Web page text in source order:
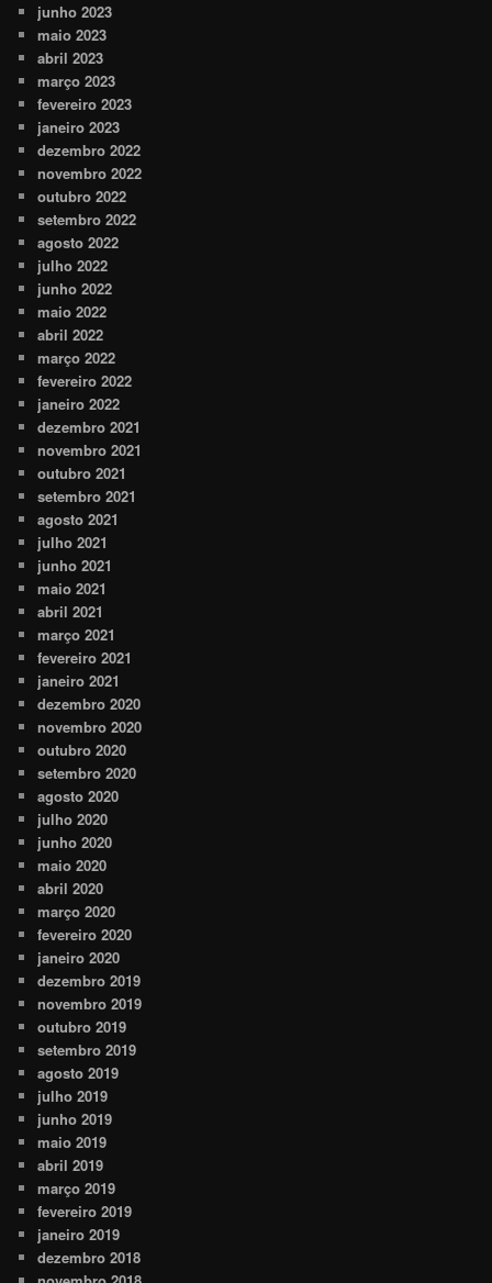
junho 2023
maio 2023
abril 2023
março 2023
fevereiro 2023
janeiro 2023
dezembro 2022
novembro 2022
outubro 2022
setembro 2022
agosto 2022
julho 2022
junho 2022
maio 2022
abril 2022
março 2022
fevereiro 2022
janeiro 2022
dezembro 2021
novembro 2021
outubro 2021
setembro 2021
agosto 2021
julho 2021
junho 2021
maio 2021
abril 2021
março 2021
fevereiro 2021
janeiro 2021
dezembro 2020
novembro 2020
outubro 2020
setembro 2020
agosto 2020
julho 2020
junho 2020
maio 2020
abril 2020
março 2020
fevereiro 2020
janeiro 2020
dezembro 2019
novembro 2019
outubro 2019
setembro 2019
agosto 2019
julho 2019
junho 2019
maio 2019
abril 2019
março 2019
fevereiro 2019
janeiro 2019
dezembro 2018